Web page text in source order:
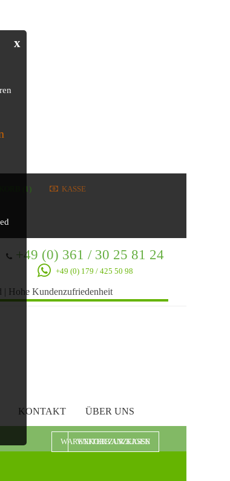
(1) KASSE
+49 (0) 361 / 30 25 81 24
+49 (0) 179 / 425 50 98
x
| Hohe Kundenzufriedenheit
KONTAKT ÜBER UNS
WARENKORB ANZEIGEN
WEITER ZUR KASSE